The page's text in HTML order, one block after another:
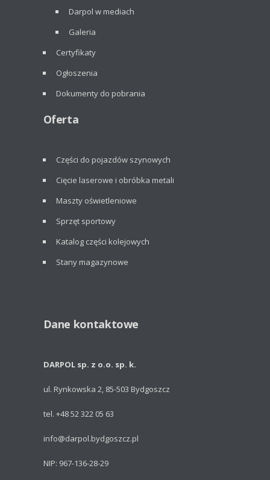
Darpol w mediach
Galeria
Certyfikaty
Ogłoszenia
Dokumenty do pobrania
Oferta
Części do pojazdów szynowych
Cięcie laserowe i obróbka metali
Maszty oświetleniowe
Sprzęt sportowy
Katalog części kolejowych
Stany magazynowe
Dane kontaktowe
DARPOL sp. z o.o. sp. k.
ul. Rynkowska 2, 85-503 Bydgoszcz
tel. +48 52 322 05 63
info@darpol.bydgoszcz.pl
NIP: 967-136-28-29